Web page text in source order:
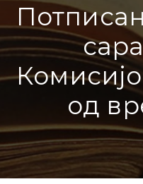
од